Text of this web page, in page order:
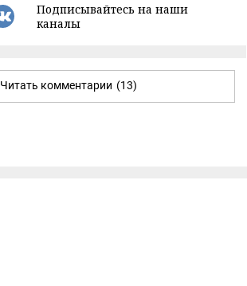
Подписывайтесь на наши
каналы
Читать комментарии (13)